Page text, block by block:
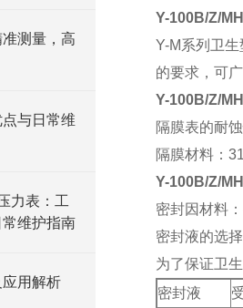
测量，高
与日常维
力表：工
维护指南
用解析
Y-100B/Z/
Y-M系列卫
的要求，可
Y-100B/Z/
隔膜表的耐
隔膜材料：
Y-100B/Z/
密封因材料
密封液的选择
为了保证卫
密封液